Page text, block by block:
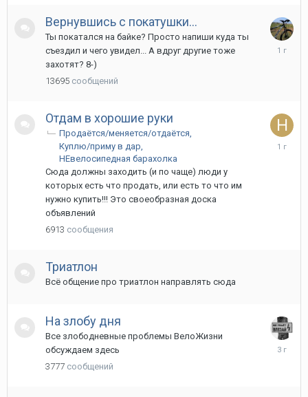
Вернувшись с покатушки...
Ты покатался на байке? Просто напиши куда ты
съездил и чего увидел... А вдруг другие тоже
захотят? 8-)
13695 сообщений
Отдам в хорошие руки
Продаётся/меняется/отдаётся
Куплю/приму в дар
НЕвелосипедная барахолка
Сюда должны заходить (и по чаще) люди у
которых есть что продать, или есть то что им
нужно купить!!! Это своеобразная доска
объявлений
6913 сообщения
31
Триатлон
Всё общение про триатлон направлять сюда
На злобу дня
Все злободневные проблемы ВелоЖизни
обсуждаем здесь
3777 сообщений
11